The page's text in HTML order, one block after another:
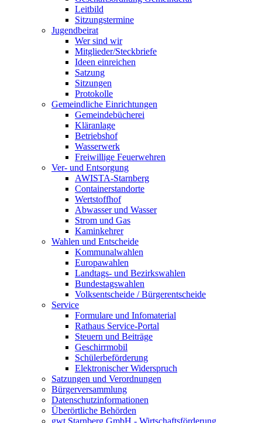
Leitbild
Sitzungstermine
Jugendbeirat
Wer sind wir
Mitglieder/Steckbriefe
Ideen einreichen
Satzung
Sitzungen
Protokolle
Gemeindliche Einrichtungen
Gemeindebücherei
Kläranlage
Betriebshof
Wasserwerk
Freiwillige Feuerwehren
Ver- und Entsorgung
AWISTA-Starnberg
Containerstandorte
Wertstoffhof
Abwasser und Wasser
Strom und Gas
Kaminkehrer
Wahlen und Entscheide
Kommunalwahlen
Europawahlen
Landtags- und Bezirkswahlen
Bundestagswahlen
Volksentscheide / Bürgerentscheide
Service
Formulare und Infomaterial
Rathaus Service-Portal
Steuern und Beiträge
Geschirrmobil
Schülerbeförderung
Elektronischer Widerspruch
Satzungen und Verordnungen
Bürgerversammlung
Datenschutzinformationen
Überörtliche Behörden
gwt Starnberg GmbH - Wirtschaftsförderung